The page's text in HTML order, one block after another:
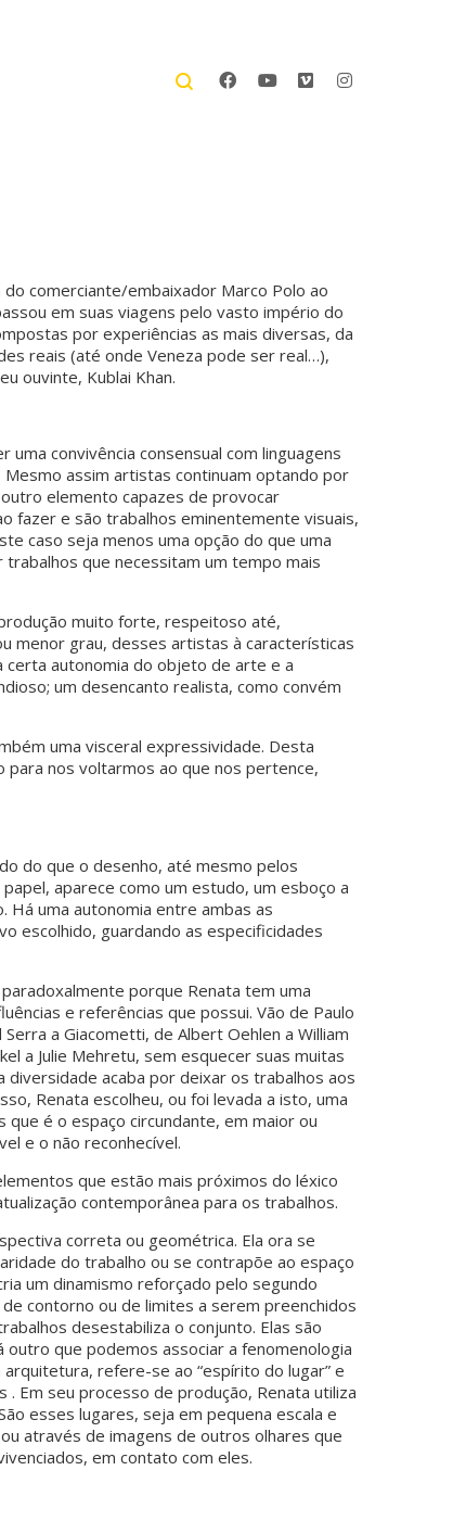
do comerciante/embaixador Marco Polo ao
em suas viagens pelo vasto império do
por experiências as mais diversas, da
reais (até onde Veneza pode ser real…),
ouvinte, Kublai Khan.
convivência consensual com linguagens
assim artistas continuam optando por
elemento capazes de provocar
fazer e são trabalhos eminentemente visuais,
caso seja menos uma opção do que uma
que necessitam um tempo mais
muito forte, respeitoso até,
menor grau, desses artistas à características
certa autonomia do objeto de arte e a
um desencanto realista, como convém
uma visceral expressividade. Desta
nos voltarmos ao que nos pertence,
do que o desenho, até mesmo pelos
aparece como um estudo, um esboço a
Há uma autonomia entre ambas as
escolhido, guardando as especificidades
porque Renata tem uma
e referências que possui. Vão de Paulo
a Giacometti, de Albert Oehlen a William
a Julie Mehretu, sem esquecer suas muitas
acaba por deixar os trabalhos aos
Renata escolheu, ou foi levada a isto, uma
é o espaço circundante, em maior ou
e o não reconhecível.
que estão mais próximos do léxico
contemporânea para os trabalhos.
correta ou geométrica. Ela ora se
do trabalho ou se contrapõe ao espaço
um dinamismo reforçado pelo segundo
contorno ou de limites a serem preenchidos
desestabiliza o conjunto. Elas são
que podemos associar a fenomenologia
refere-se ao “espírito do lugar” e
Em seu processo de produção, Renata utiliza
esses lugares, seja em pequena escala e
através de imagens de outros olhares que
em contato com eles.